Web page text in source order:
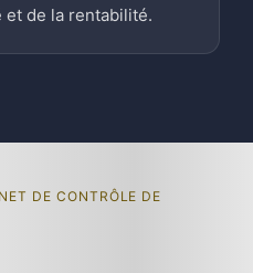
de la rentabilité.
DE CONTRÔLE DE